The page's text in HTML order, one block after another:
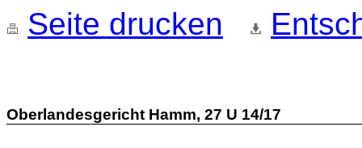
Seite drucken
Oberlandesgericht Hamm, 27 U 14/17